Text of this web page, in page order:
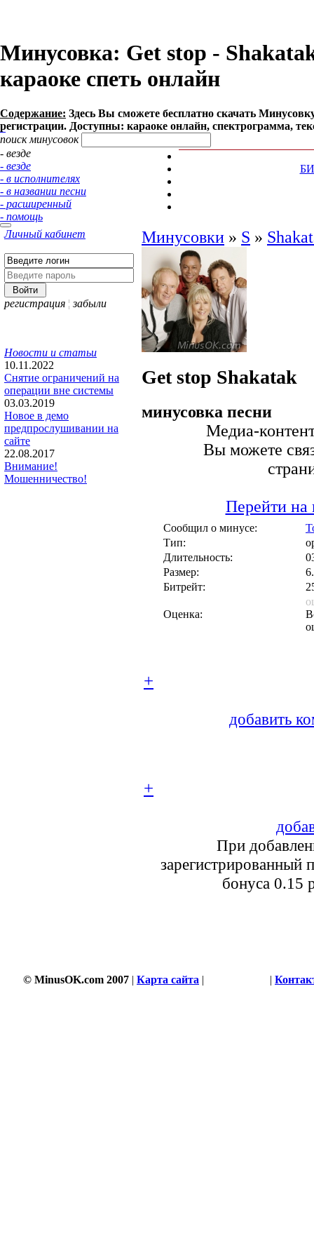
Минусовка: Get stop -
караоке спеть онлайн
Содержание: Здесь Вы сможете бесплатно cкачать
регистрации. Доступны: караоке онлайн, спектрограмма,
поиск минусовок
- везде
- везде
- в исполнителях
- в названии песни
- расширенный
- помощь
Личный кабинет
регистрация ¦ забыли
Новости и статьи
10.11.2022
Снятие ограничений на
операции вне системы
03.03.2019
Новое в демо
предпрослушивании на
сайте
22.08.2017
Внимание!
Мошенничество!
Минусовки » S »
Get stop Shakatak
минусовка песни
Медиа-
Вы можете
Перейти на
Сообщил о минусе:
Тип:
Длительность:
Размер:
Битрейт:
Оценка:
+
добавить
+
При
зарегистрированный
бонуса 0.15
© MinusOK.com 2007 | Карта сайта | |